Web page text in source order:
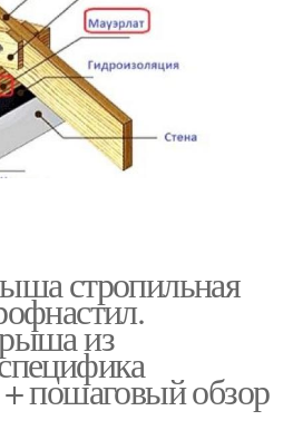
стропильная
из
+ пошаговый обзор